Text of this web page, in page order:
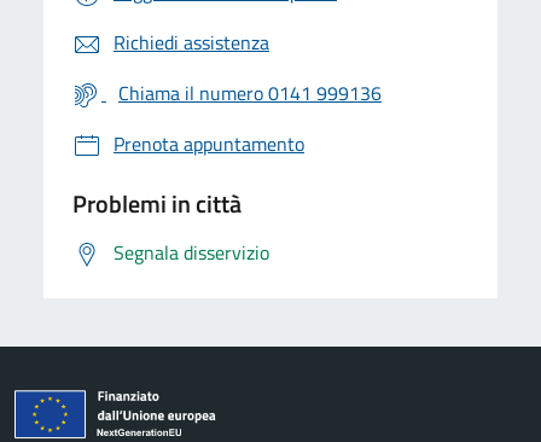
Richiedi assistenza
Chiama il numero 0141 999136
Prenota appuntamento
Problemi in città
Segnala disservizio